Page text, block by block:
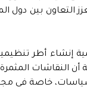
بين دول
إنشاء أطر
النقاشات المثمرة
خاصة فى